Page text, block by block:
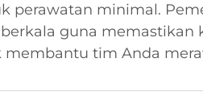
perawatan minimal.
guna memastikan
tim Anda